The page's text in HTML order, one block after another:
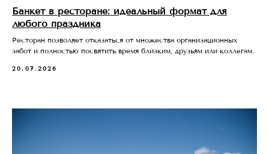
Банкет в ресторане: идеальный формат для
любого праздника
Ресторан позволяет отказаться от множества организационных
забот и полностью посвятить время близким, друзьям или коллегам.
20.07.2026